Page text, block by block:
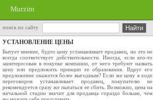
Murzim
поиск по сайту
УСТАНОВЛЕНИЕ ЦЕНЫ
Бытует мнение, будто цену устанавливает про­давец, но это не
всегда соответствует действи­тельности. Иногда, если кто-то
заинтересован в покупке компании, от него требуют назвать
цену или предложить принцип ее образования. Вдруг его
предложение окажется более выгодным? Если же цену в ходе
переговоров устанавливает прода­вец, покупателю не
рекомендуется сразу же пы­таться ее сбить. Возможно, цена на
начальной стадии значит для продавца гораздо больше, чем